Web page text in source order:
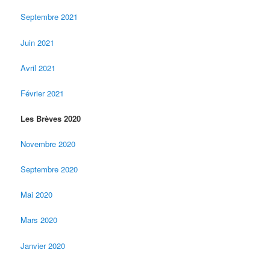
Septembre 2021
Juin 2021
Avril 2021
Février 2021
Les Brèves 2020
Novembre 2020
Septembre 2020
Mai 2020
Mars 2020
Janvier 2020